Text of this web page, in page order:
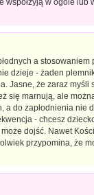
w ogóle lub
a stosowaniem
dzieje - żaden
Jasne, że zaraz myśli
się marnują, ale
a do zapłodnienia nie
- chcesz
dojść. Nawet
przypomina, że